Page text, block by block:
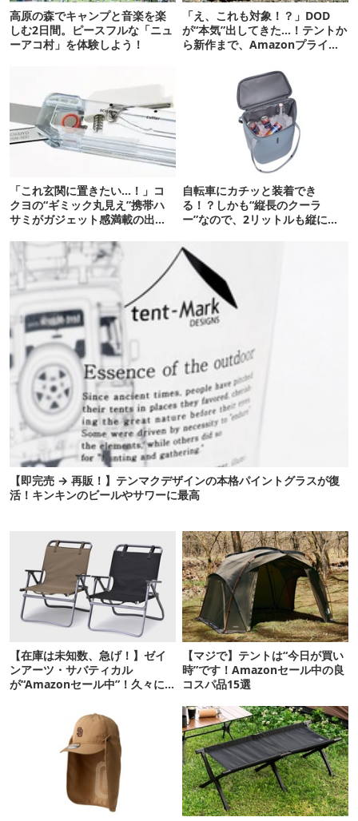
高原の森でキャンプと音楽を楽
しむ2日間。ピースフルな「ニュ
ーアコ村」を体験しよう！
「え、これも対象！？」DOD
が“本気”出してきた…！テントか
ら新作まで、Amazonプライム
「これ玄関に置きたい…！」コ
クヨの“ギミック丸見え”携帯ハ
サミがガジェット感満載の出来
自転車にカチッと装着でき
る！？しかも“縦長のクーラ
ー”なので、2リットルも縦に入
【即完売 → 再販！】テンマクデザインの本格パイントグラスが復
活！キンキンのビールやサワーに最高
【在庫は未知数、急げ！】ゼイ
ンアーツ・サバティカル
が“Amazonセール中”！久々に
【マジで】テントは“今日が買い
時”です！Amazonセール中の良
コスパ品15選